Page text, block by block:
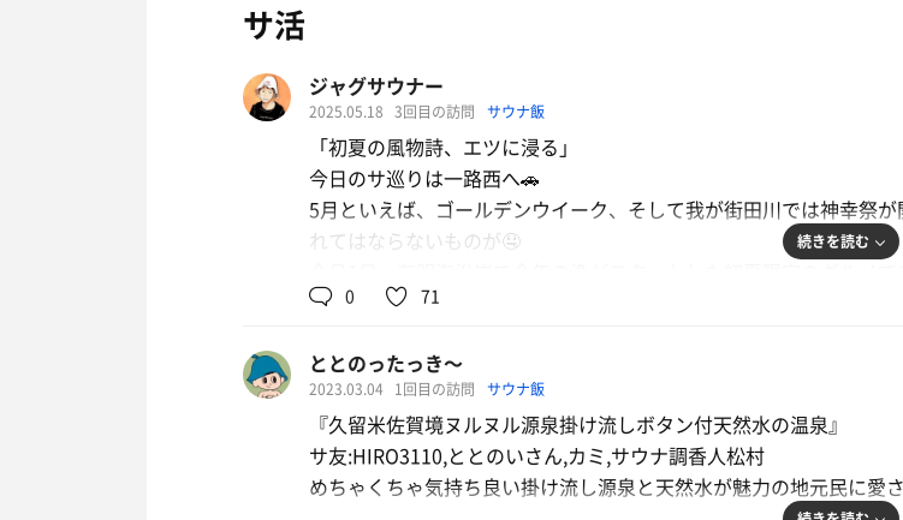
サ活
ジャグサウナー
2025.05.18 3回目の訪問 サウナ飯
「初夏の風物詩、エツに浸る」
今日のサ巡りは一路西へ🚗
5月といえば、ゴールデンウイーク、そして我が街田川では神幸祭
れてはならないものが🤤
今年も是非ともサウナを楽しんだ後にサ飯として頂き、悦に浸りた
なので今回も電話にて確認📞
少し入荷があるとのことだったので、今年も存分に堪能すべくライド
まず受付にてご挨拶🙏
すると偏愛サウナめぐりの著者、浜竹睦子さんのイラスト色紙がお出
今年もこの季節をとても楽しみにしており、久々にお世話になりま
続きを読む
0 71
ととのったっき〜
2023.03.04 1回目の訪問 サウナ飯
『久留米佐賀境ヌルヌル源泉掛け流しボタン付天然水の温泉』
サ友:HIRO3110,ととのいさん,カミ,サウナ調香人松村
めちゃくちゃ気持ち良い掛け流し源泉と天然水が魅力の地元民に愛